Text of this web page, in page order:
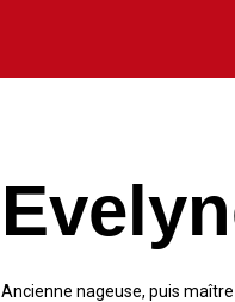
Ancienne nageuse, puis